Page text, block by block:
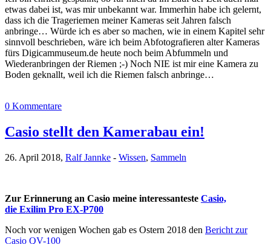
etwas dabei ist, was mir unbekannt war. Immerhin habe ich gelernt,
dass ich die Trageriemen meiner Kameras seit Jahren falsch
anbringe… Würde ich es aber so machen, wie in einem Kapitel sehr
sinnvoll beschrieben, wäre ich beim Abfotografieren alter Kameras
fürs Digicammuseum.de heute noch beim Abfummeln und
Wiederanbringen der Riemen ;-) Noch NIE ist mir eine Kamera zu
Boden geknallt, weil ich die Riemen falsch anbringe…
0 Kommentare
Casio stellt den Kamerabau ein!
26. April 2018, Ralf Jannke - Wissen, Sammeln
Zur Erinnerung an Casio meine interessanteste Casio,
die Exilim Pro EX-P700
Noch vor wenigen Wochen gab es Ostern 2018 den Bericht zur
Casio QV-100